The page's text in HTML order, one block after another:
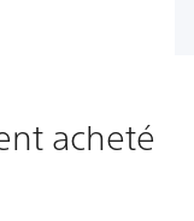
acheté